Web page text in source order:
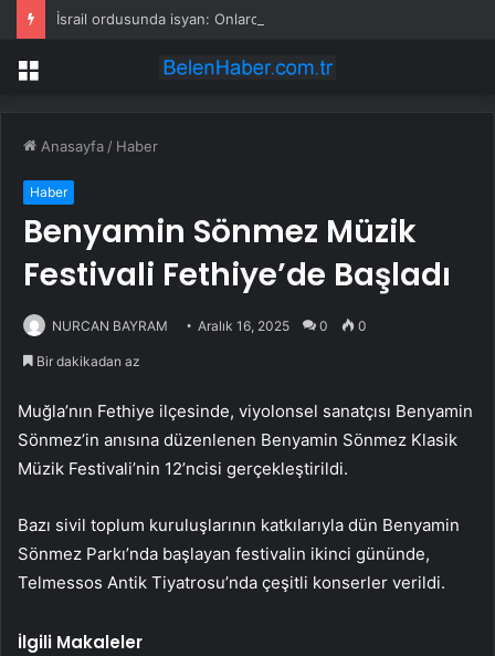
Menü
Anasayfa / Haber
Haber
Benyamin Sönmez Müzik
Festivali Fethiye’de Başladı
NURCAN BAYRAM Aralık 16, 2025 0 0
Bir dakikadan az
Muğla’nın Fethiye ilçesinde, viyolonsel sanatçısı Benyamin
Sönmez’in anısına düzenlenen Benyamin Sönmez Klasik
Müzik Festivali’nin 12’ncisi gerçekleştirildi.
Bazı sivil toplum kuruluşlarının katkılarıyla dün Benyamin
Sönmez Parkı’nda başlayan festivalin ikinci gününde,
Telmessos Antik Tiyatrosu’nda çeşitli konserler verildi.
İlgili Makaleler